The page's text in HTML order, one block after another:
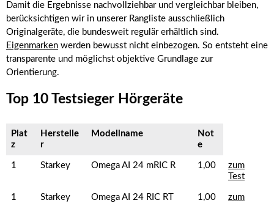
Damit die Ergebnisse nachvollziehbar und vergleichbar bleiben,
berücksichtigen wir in unserer Rangliste ausschließlich
Originalgeräte, die bundesweit regulär erhältlich sind.
Eigenmarken werden bewusst nicht einbezogen. So entsteht eine
transparente und möglichst objektive Grundlage zur
Orientierung.
Top 10 Testsieger Hörgeräte
Plat
z
Herstelle
r
Modellname
Not
e
1 Starkey Omega AI 24 mRIC R 1,00
zum
Test
1 Starkey Omega AI 24 RIC RT 1,00
zum